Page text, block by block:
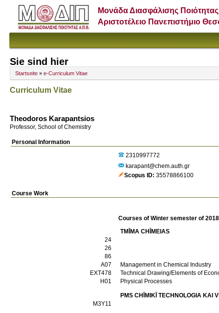
Μονάδα Διασφάλισης Ποιότητας
Αριστοτέλειο Πανεπιστήμιο
Sie sind hier
Startseite » e-Curriculum Vitae
Curriculum Vitae
Theodoros Karapantsios
Professor, School of Chemistry
Personal Information
2310997772
karapant@chem.auth.gr
Scopus ID 35578866100
Course Work
Courses of Winter semester of
TMĪMA CΗĪMEIAS
24
26
86
Α07
Management in Chemical Industry
ΕΧΤ478
Technical Drawing/Elements of
Η01
Physical Processes
PMS CΗĪMIKĪ TECΗNOLOGIA KAI
Μ3Υ11